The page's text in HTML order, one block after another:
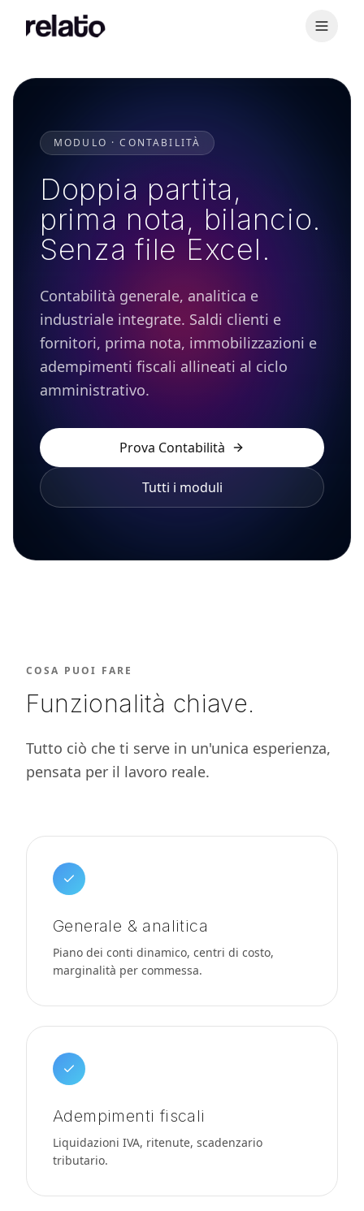
MODULO · CONTABILITÀ
Doppia partita,
prima nota, bilancio.
Senza file Excel.
Contabilità generale, analitica e
industriale integrate. Saldi clienti e
fornitori, prima nota, immobilizzazioni e
adempimenti fiscali allineati al ciclo
amministrativo.
Prova Contabilità
Tutti i moduli
COSA PUOI FARE
Funzionalità chiave.
Tutto ciò che ti serve in un'unica esperienza,
pensata per il lavoro reale.
Generale & analitica
Piano dei conti dinamico, centri di costo,
marginalità per commessa.
Adempimenti fiscali
Liquidazioni IVA, ritenute, scadenzario
tributario.